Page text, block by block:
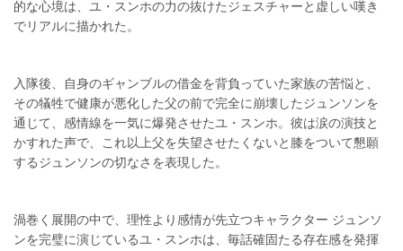
的な心境は、ユ・スンホの力の抜けたジェスチャーと虚しい嘆き
でリアルに描かれた。
入隊後、自身のギャンブルの借金を背負っていた家族の苦悩と、
その犠牲で健康が悪化した父の前で完全に崩壊したジュンソンを
通じて、感情線を一気に爆発させたユ・スンホ。彼は涙の演技と
かすれた声で、これ以上父を失望させたくないと膝をついて懇願
するジュンソンの切なさを表現した。
渦巻く展開の中で、理性より感情が先立つキャラクター ジュンソ
ンを完璧に演じているユ・スンホは、毎話確固たる存在感を発揮